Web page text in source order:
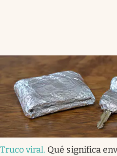
Truco viral. Qué significa